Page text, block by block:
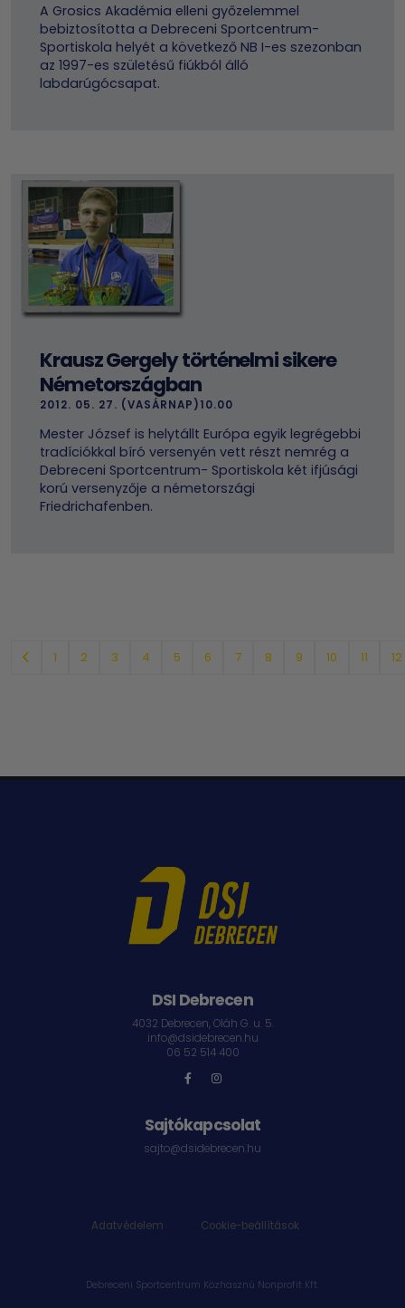
A Grosics Akadémia elleni győzelemmel
bebiztosította a Debreceni Sportcentrum-
Sportiskola helyét a következő NB I-es szezonban
az 1997-es születésű fiúkból álló
labdarúgócsapat.
Krausz Gergely történelmi sikere
Németországban
2012. 05. 27. (VASÁRNAP)10.00
Mester József is helytállt Európa egyik legrégebbi
tradíciókkal bíró versenyén vett részt nemrég a
Debreceni Sportcentrum- Sportiskola két ifjúsági
korú versenyzője a németországi
Friedrichafenben.
1 2 3 4 5 6 7 8 9 10 11 12
DSI Debrecen
4032 Debrecen, Oláh G. u. 5.
info@dsidebrecen.hu
06 52 514 400
Sajtókapcsolat
sajto@dsidebrecen.hu
Adatvédelem Cookie-beállítások
Debreceni Sportcentrum Közhasznú Nonprofit Kft.